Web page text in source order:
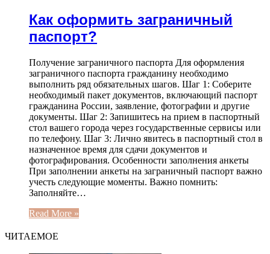
Как оформить заграничный
паспорт?
Получение заграничного паспорта Для оформления
заграничного паспорта гражданину необходимо
выполнить ряд обязательных шагов. Шаг 1: Соберите
необходимый пакет документов, включающий паспорт
гражданина России, заявление, фотографии и другие
документы. Шаг 2: Запишитесь на прием в паспортный
стол вашего города через государственные сервисы или
по телефону. Шаг 3: Лично явитесь в паспортный стол в
назначенное время для сдачи документов и
фотографирования. Особенности заполнения анкеты
При заполнении анкеты на заграничный паспорт важно
учесть следующие моменты. Важно помнить:
Заполняйте…
Read More »
ЧИТАЕМОЕ